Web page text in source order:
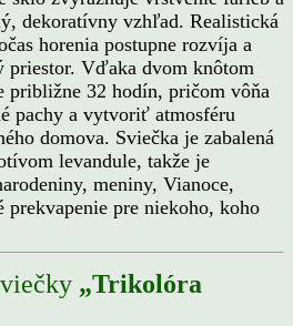
dekoratívny vzhľad. Realistická
horenia postupne rozvíja a
priestor. Vďaka dvom knôtom
približne 32 hodín, pričom vôňa
pachy a vytvoriť atmosféru
domova. Sviečka je zabalená
levandule, takže je
meniny, Vianoce,
prekvapenie pre niekoho, koho
„Trikolóra